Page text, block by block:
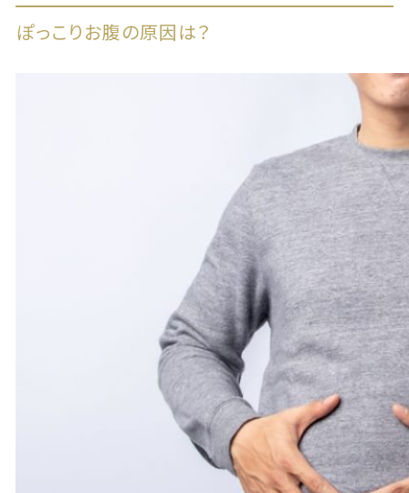
ぽっこりお腹の原因は？